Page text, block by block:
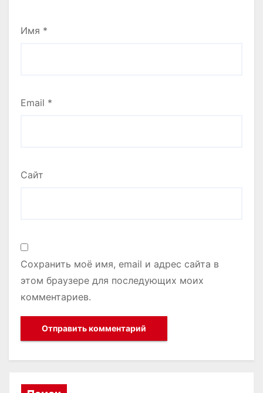
Имя *
Email *
Сайт
Сохранить моё имя, email и адрес сайта в
этом браузере для последующих моих
комментариев.